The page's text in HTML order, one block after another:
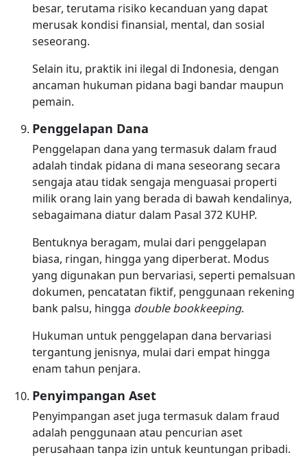
besar, terutama risiko kecanduan yang dapat
merusak kondisi finansial, mental, dan sosial
seseorang.
Selain itu, praktik ini ilegal di Indonesia, dengan
ancaman hukuman pidana bagi bandar maupun
pemain.
Penggelapan Dana
Penggelapan dana yang termasuk dalam fraud
adalah tindak pidana di mana seseorang secara
sengaja atau tidak sengaja menguasai properti
milik orang lain yang berada di bawah kendalinya,
sebagaimana diatur dalam Pasal 372 KUHP.
Bentuknya beragam, mulai dari penggelapan
biasa, ringan, hingga yang diperberat. Modus
yang digunakan pun bervariasi, seperti pemalsuan
dokumen, pencatatan fiktif, penggunaan rekening
bank palsu, hingga double bookkeeping.
Hukuman untuk penggelapan dana bervariasi
tergantung jenisnya, mulai dari empat hingga
enam tahun penjara.
Penyimpangan Aset
Penyimpangan aset juga termasuk dalam fraud
adalah penggunaan atau pencurian aset
perusahaan tanpa izin untuk keuntungan pribadi.